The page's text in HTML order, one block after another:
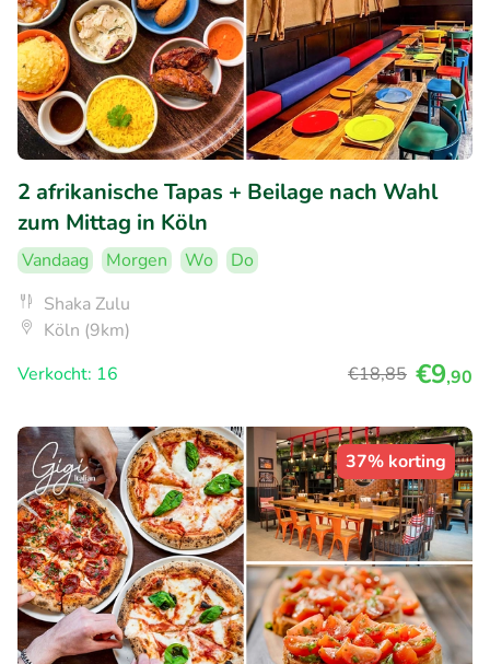
2 afrikanische Tapas + Beilage nach Wahl
zum Mittag in Köln
Vandaag Morgen Wo
Do
Shaka Zulu
Köln (9km)
Verkocht: 16
€18,85 €9,90
37% korting